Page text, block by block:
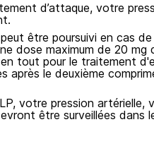
d’attaque, votre
être poursuivi en cas
dose maximum de 20 mg
tout pour le traitement
après le deuxième
votre pression artérielle,
être surveillées dans